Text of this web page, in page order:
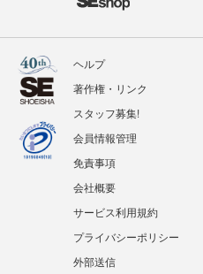
ヘルプ
著作権・リンク
スタッフ募集!
会員情報管理
免責事項
会社概要
サービス利用規約
プライバシーポリシー
外部送信